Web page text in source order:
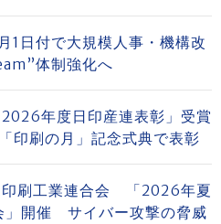
1日付で大規模人事・機構改
体制強化へ
年度日印産連表彰」受賞
刷の月」記念式典で表彰
印刷工業連合会 「2026年夏
」開催 サイバー攻撃の脅威